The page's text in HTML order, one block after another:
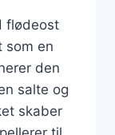
flødeost
som en
den
salte og
skaber